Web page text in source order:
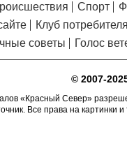
секция ВоГУ
6.08.2026 15:08
силовые шоу
Вологодчины ко
6.08.2026 14:31
поможет
на первоклассника
Спорт
Клуб потребителя
советы
Голос
© 2007-
«Красный Север»
Все права на картинки